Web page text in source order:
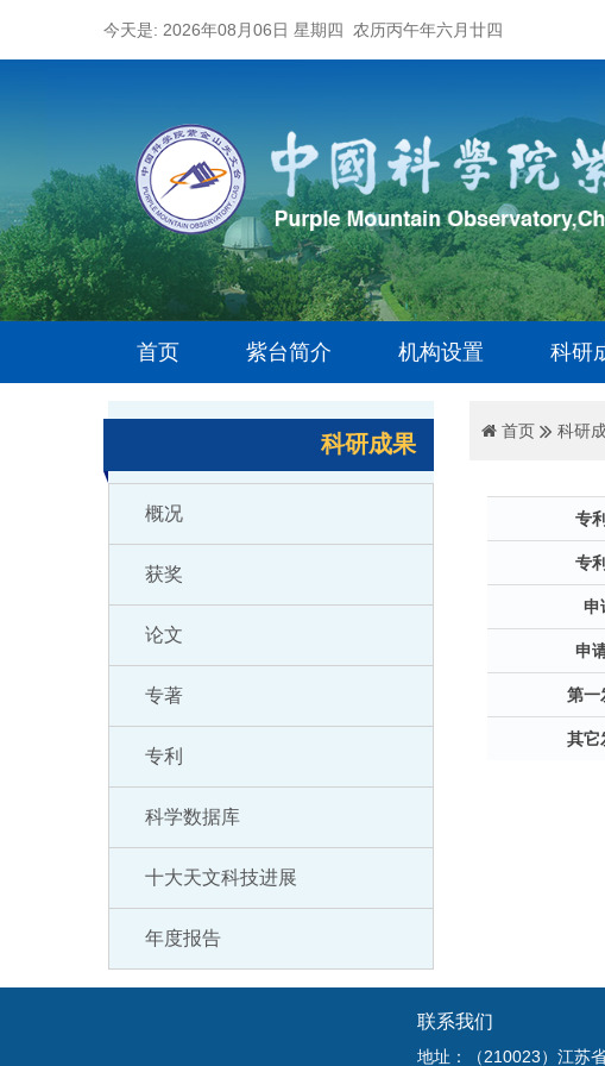
今天是: 2026年08月06日 星期四 农历丙午年六月廿四
首页 紫台简介 机构设置 科研
科研成果
概况
获奖
论文
专著
专利
科学数据库
十大天文科技进展
年度报告
首页 科研
专
专
申
申
第一
其它
联系我们
地址：（210023）江苏